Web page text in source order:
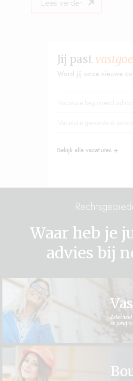
Lees verder
Jij past
Word jij onze nieuwe
Bekijk alle vacatures
Waar heb je
advies bij
en